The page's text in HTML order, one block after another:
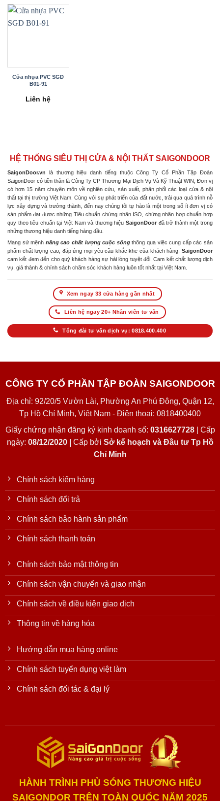
Cửa nhựa PVC SGD
B01-91
Liên hệ
HỆ THỐNG SIÊU THỊ CỬA & NỘI THẤT SAIGONDOOR
SaigonDoor.vn là thương hiệu danh tiếng thuộc Công Ty Cổ Phần Tập Đoàn
SaigonDoor có tiền thân là Công Ty CP Thương Mại Dịch Vụ Và Kỹ Thuật WIN, Đơn vị
có hơn 15 năm chuyên môn về nghiên cứu, sản xuất, phân phối các loại cửa & nội
thất tại thị trường Việt Nam. Cùng với sự phát triển của đất nước, trải qua quá trình nỗ
lực xây dựng và trưởng thành, đến nay chúng tôi tự hào là một trong số ít đơn vị có
sản phẩm đạt được những Tiêu chuẩn chứng nhận ISO, chứng nhận hợp chuẩn hợp
quy theo tiêu chuẩn tại Việt Nam và thương hiệu SaigonDoor đã trở thành một trong
những thương hiệu danh tiếng hàng đầu.
Mang sứ mệnh nâng cao chất lượng cuộc sốngthông qua việc cung cấp các sản
phẩm chất lượng cao, đáp ứng mọi yêu cầu khắc khe của khách hàng. SaigonDoor
cam kết đem đến cho quý khách hàng sự hài lòng tuyệt đối. Cam kết chất lượng dịch
vụ, giá thành & chính sách chăm sóc khách hàng luôn tốt nhất tại Việt Nam.
Xem ngay 33 cửa hàng gần nhất
Liên hệ ngay 20+ Nhân viên tư vấn
Tổng đài tư vấn dịch vụ: 0818.400.400
CÔNG TY CỔ PHẦN TẬP ĐOÀN SAIGONDOOR
Địa chỉ: 92/20/5 Vườn Lài, Phường An Phú Đông, Quận 12,
Tp Hồ Chí Minh, Việt Nam - Điện thoại: 0818400400
Giấy chứng nhận đăng ký kinh doanh số: 0316627728| Cấp
ngày: 08/12/2020 | Cấp bởi Sở kế hoạch và Đầu tư Tp Hồ
Chí Minh
Chính sách kiểm hàng
Chính sách đổi trả
Chính sách bảo hành sản phẩm
Chính sách thanh toán
Chính sách bảo mật thông tin
Chính sách vận chuyển và giao nhận
Chính sách về điều kiện giao dịch
Thông tin về hàng hóa
Hướng dẫn mua hàng online
Chính sách tuyển dụng việt làm
Chính sách đối tác & đại lý
HÀNH TRÌNH PHỦ SÓNG THƯƠNG HIỆU
SAIGONDOR TRÊN TOÀN QUỐC NĂM 2025